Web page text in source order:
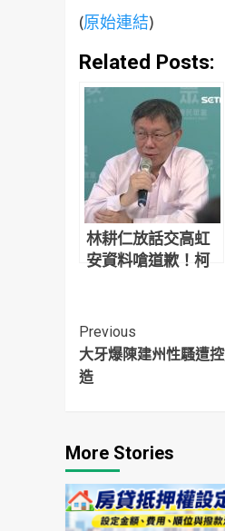
(原始連結)
Related Posts:
林耕仁放話交高虹
安資料嗆道歉！柯
他？
Continue
Reading
Previous
大牙爆陳建州性騷遭
造
More Stories